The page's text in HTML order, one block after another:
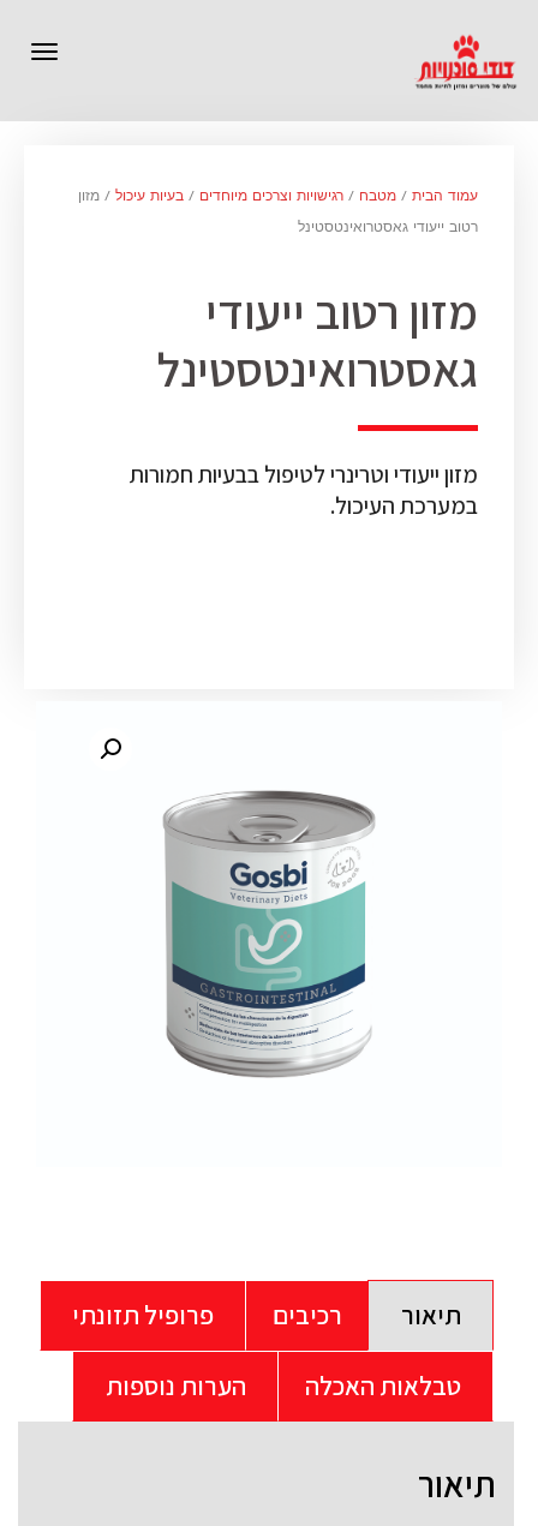
עמוד הבית / מטבח / רגישויות וצרכים מיוחדים / בעיות עיכול / מזון
רטוב ייעודי גאסטרואינטסטינל
מזון רטוב ייעודי
גאסטרואינטסטינל
מזון ייעודי וטרינרי לטיפול בבעיות חמורות
במערכת העיכול.
תיאור רכיבים פרופיל תזונתי
טבלאות האכלה הערות נוספות
תיאור